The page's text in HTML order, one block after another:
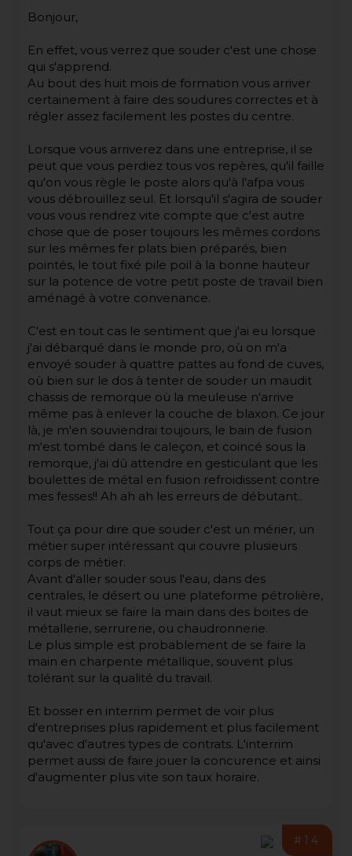
Bonjour,
En effet, vous verrez que souder c'est une chose
qui s'apprend.
Au bout des huit mois de formation vous arriver
certainement à faire des soudures correctes et à
régler assez facilement les postes du centre.
Lorsque vous arriverez dans une entreprise, il se
peut que vous perdiez tous vos repères, qu'il faille
qu'on vous règle le poste alors qu'à l'afpa vous
vous débrouillez seul. Et lorsqu'il s'agira de souder
vous vous rendrez vite compte que c'est autre
chose que de poser toujours les mêmes cordons
sur les mêmes fer plats bien préparés, bien
pointés, le tout fixé pile poil à la bonne hauteur
sur la potence de votre petit poste de travail bien
aménagé à votre convenance.
C'est en tout cas le sentiment que j'ai eu lorsque
j'ai débarqué dans le monde pro, où on m'a
envoyé souder à quattre pattes au fond de cuves,
où bien sur le dos à tenter de souder un maudit
chassis de remorque où la meuleuse n'arrive
même pas à enlever la couche de blaxon. Ce jour
là, je m'en souviendrai toujours, le bain de fusion
m'est tombé dans le caleçon, et coincé sous la
remorque, j'ai dû attendre en gesticulant que les
boulettes de métal en fusion refroidissent contre
mes fesses!! Ah ah ah les erreurs de débutant..
Tout ça pour dire que souder c'est un mérier, un
métier super intéressant qui couvre plusieurs
corps de métier.
Avant d'aller souder sous l'eau, dans des
centrales, le désert ou une plateforme pétrolière,
il vaut mieux se faire la main dans des boites de
métallerie, serrurerie, ou chaudronnerie.
Le plus simple est probablement de se faire la
main en charpente métallique, souvent plus
tolérant sur la qualité du travail.
Et bosser en interrim permet de voir plus
d'entreprises plus rapidement et plus facilement
qu'avec d'autres types de contrats. L'interrim
permet aussi de faire jouer la concurence et ainsi
d'augmenter plus vite son taux horaire.
#14